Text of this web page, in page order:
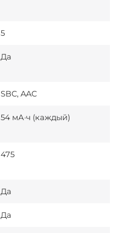
5
Да
SBC, AAC
54 мА·ч (каждый)
475
Да
Да